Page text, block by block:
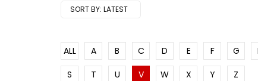
SORT BY: LATEST
ALL A B C D E F G
S
T U V W X Y Z